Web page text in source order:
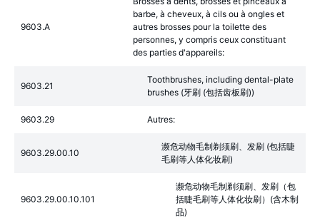
9603.A
barbe, à cheveux, à cils ou à ongles et
autres brosses pour la toilette des
personnes, y compris ceux constituant
des parties d'appareils:
9603.21
Toothbrushes, including dental-plate
brushes (牙刷 (包括齿板刷))
9603.29 Autres:
9603.29.00.10
濒危动物毛制剃须刷、发刷 (包括睫
毛刷等人体化妆刷)
9603.29.00.10.101
濒危动物毛制剃须刷、发刷（包
括睫毛刷等人体化妆刷）(含木制
品)